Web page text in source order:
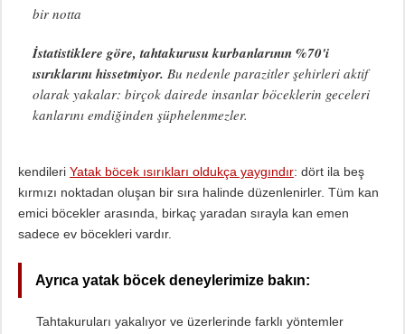
bir notta
İstatistiklere göre, tahtakurusu kurbanlarının %70'i
ısırıklarını hissetmiyor. Bu nedenle parazitler şehirleri aktif
olarak yakalar: birçok dairede insanlar böceklerin geceleri
kanlarını emdiğinden şüphelenmezler.
kendileri Yatak böcek ısırıkları oldukça yaygındır: dört ila beş
kırmızı noktadan oluşan bir sıra halinde düzenlenirler. Tüm kan
emici böcekler arasında, birkaç yaradan sırayla kan emen
sadece ev böcekleri vardır.
Ayrıca yatak böcek deneylerimize bakın:
Tahtakuruları yakalıyor ve üzerlerinde farklı yöntemler